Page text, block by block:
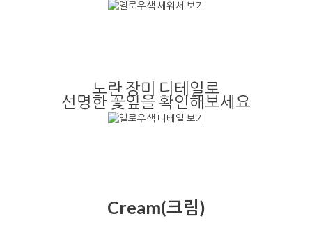
노란 장미 디테일로
선명한 꽃잎을 확인해보세요
Cream(크림)